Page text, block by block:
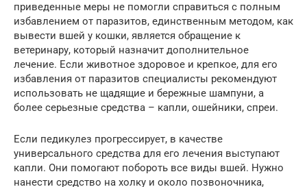
приведенные меры не помогли справиться с полным
избавлением от паразитов, единственным методом, как
вывести вшей у кошки, является обращение к
ветеринару, который назначит дополнительное
лечение. Если животное здоровое и крепкое, для его
избавления от паразитов специалисты рекомендуют
использовать не щадящие и бережные шампуни, а
более серьезные средства – капли, ошейники, спреи.
Если педикулез прогрессирует, в качестве
универсального средства для его лечения выступают
капли. Они помогают побороть все виды вшей. Нужно
нанести средство на холку и около позвоночника,